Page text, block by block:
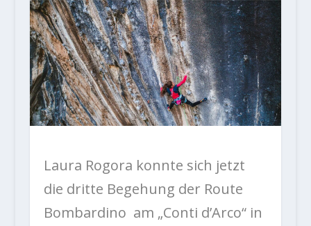
Laura Rogora konnte sich jetzt
die dritte Begehung der Route
Bombardino am „Conti d’Arco“ in